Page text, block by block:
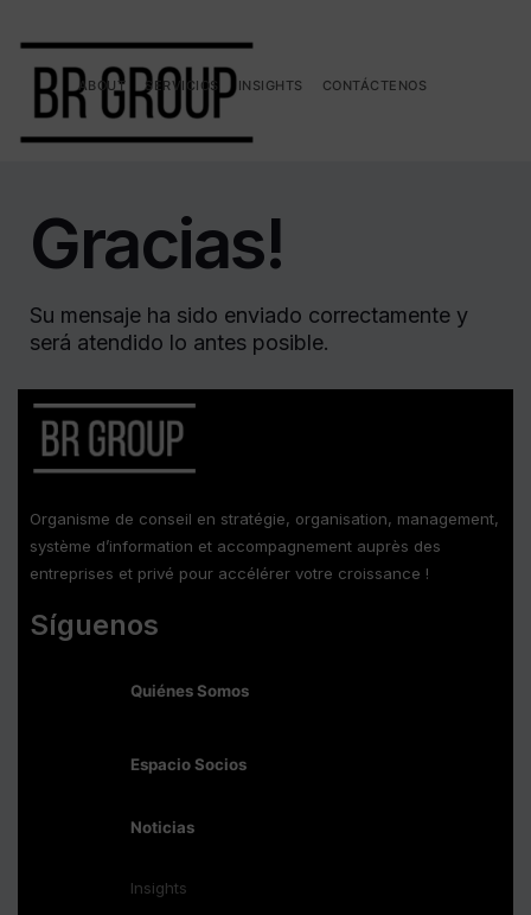
ABOUT SERVICIOS INSIGHTS CONTÁCTENOS
Gracias!
Su mensaje ha sido enviado correctamente y
será atendido lo antes posible.
Organisme de conseil en stratégie, organisation, management,
système d’information et accompagnement auprès des
entreprises et privé pour accélérer votre croissance !
Síguenos
Quiénes Somos
Espacio Socios
Noticias
Insights